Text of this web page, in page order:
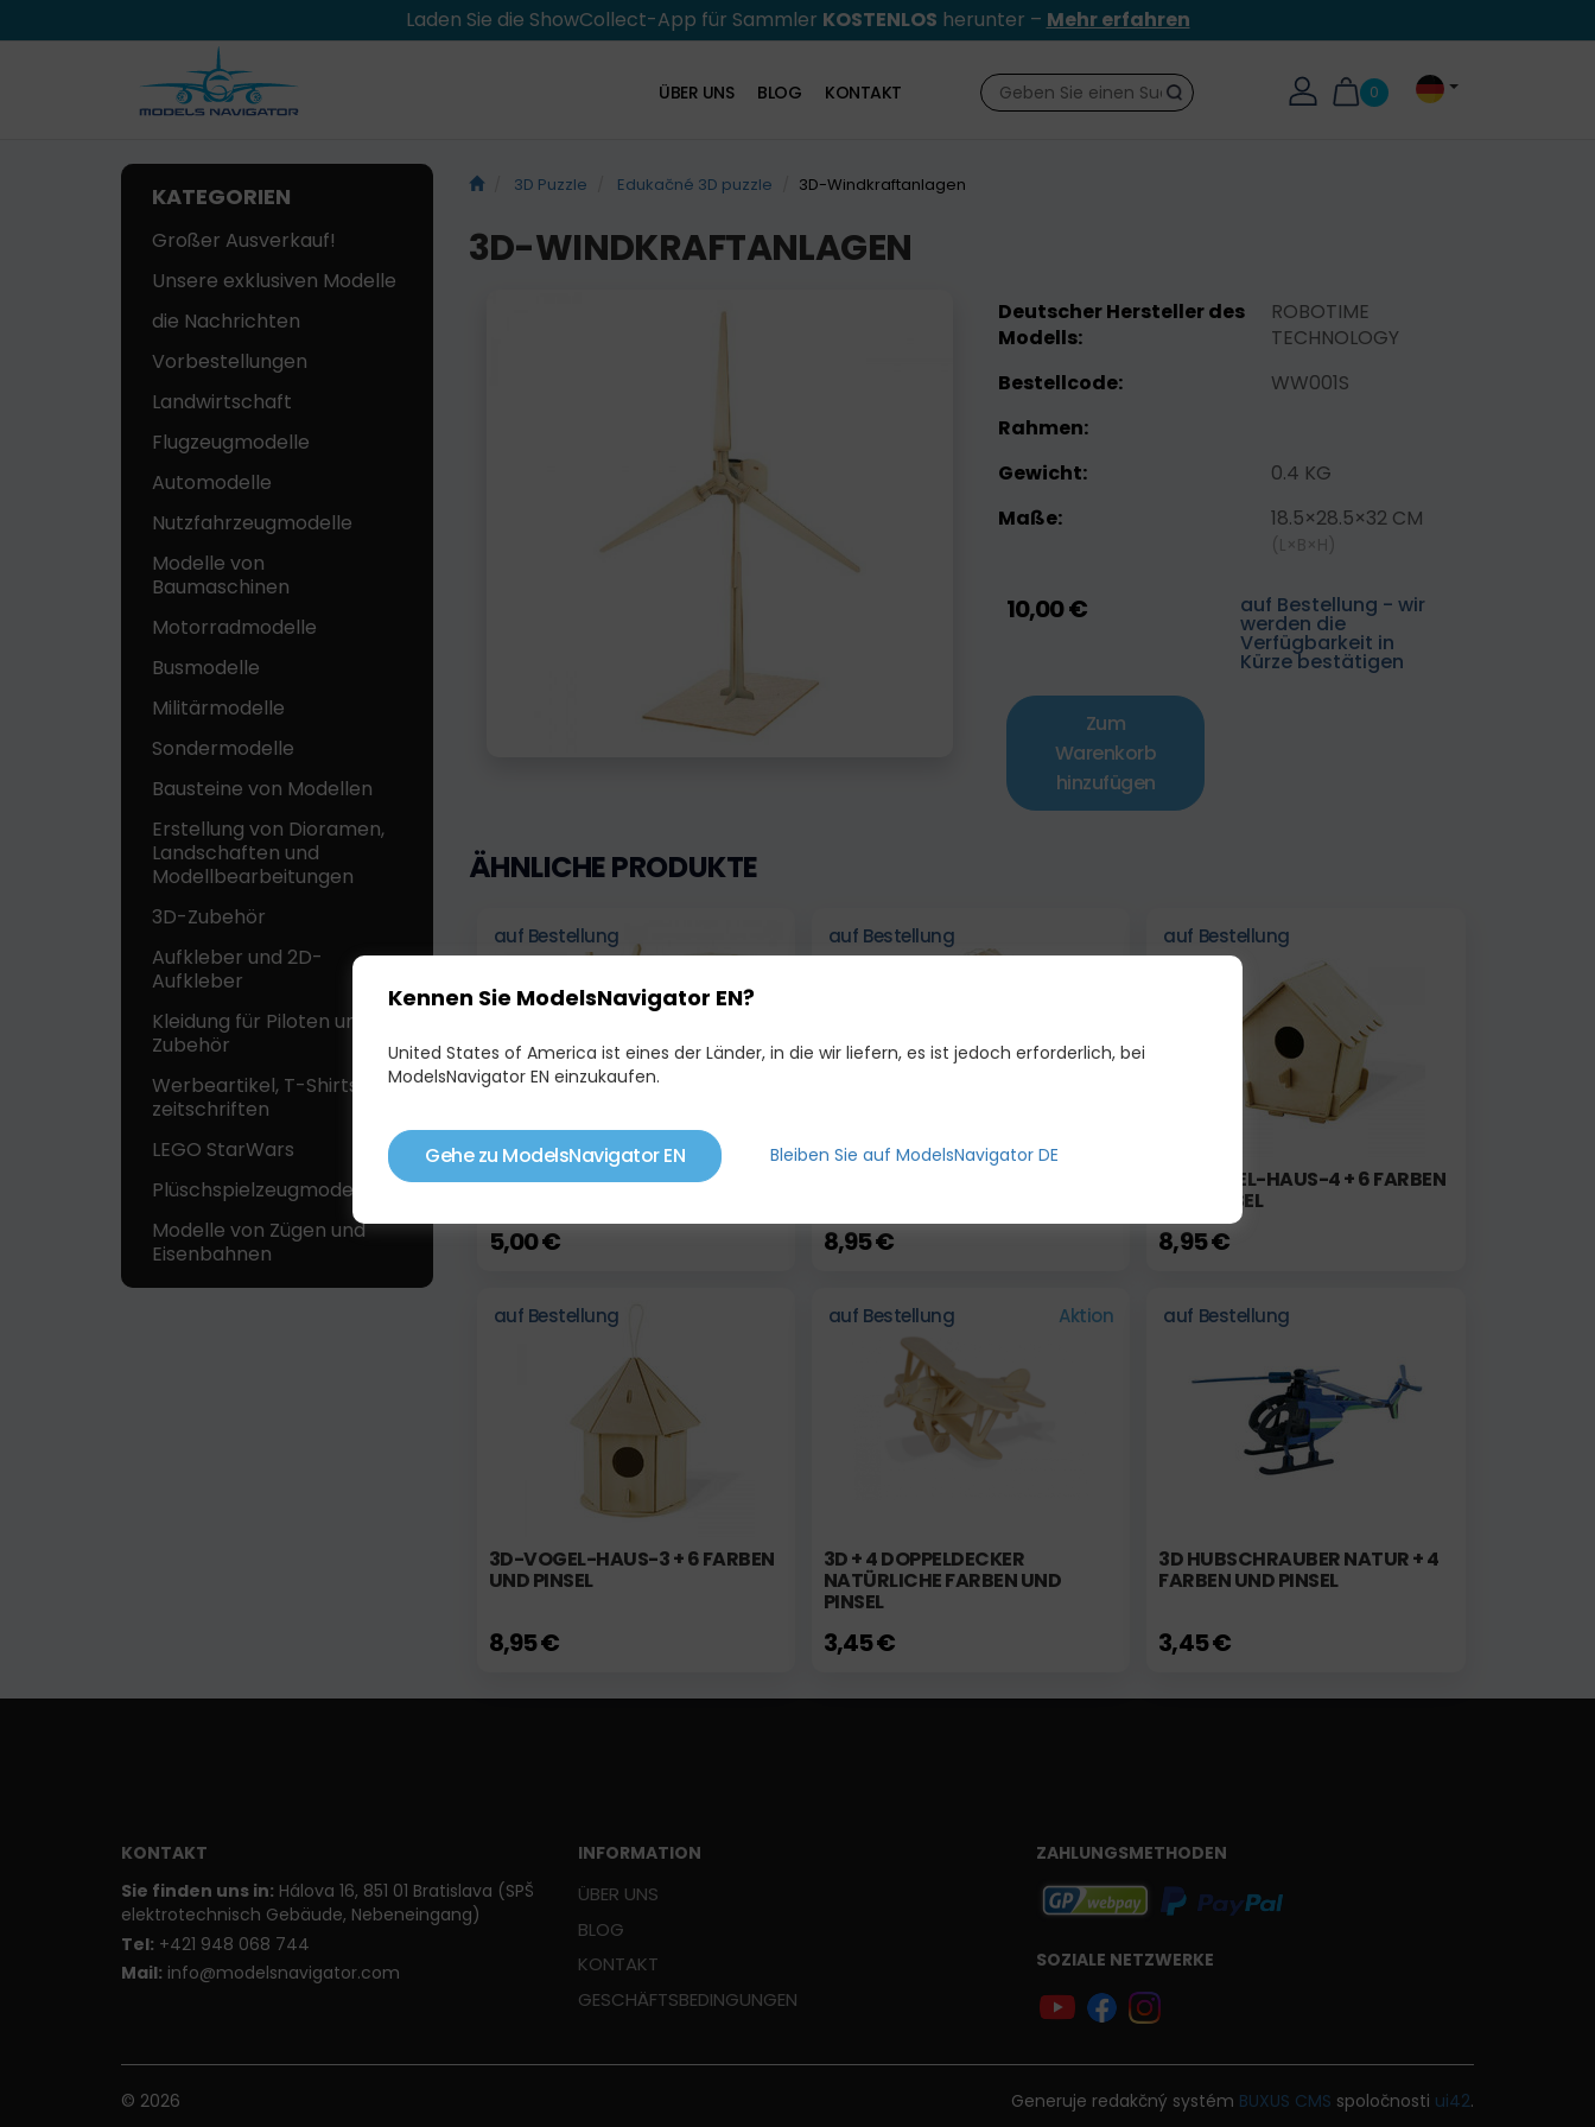
Laden Sie die ShowCollect-App für Sammler KOSTENLOS herunter – Mehr erfahren
0
Suche
ÜBER UNS BLOG KONTAKT
KATEGORIEN
Großer Ausverkauf!
Unsere exklusiven Modelle
die Nachrichten
Vorbestellungen
Landwirtschaft
Flugzeugmodelle
Automodelle
Nutzfahrzeugmodelle
Modelle von
Baumaschinen
Motorradmodelle
Busmodelle
Militärmodelle
Sondermodelle
Bausteine ​​von Modellen
Erstellung von Dioramen,
Landschaften und
Modellbearbeitungen
3D-Zubehör
Aufkleber und 2D-
Aufkleber
Kleidung für Piloten und
Zubehör
Werbeartikel, T-Shirts,
zeitschriften
LEGO StarWars
Plüschspielzeugmodelle
Modelle von Zügen und
Eisenbahnen
3D Puzzle Edukačné 3D puzzle 3D-Windkraftanlagen
3D-WINDKRAFTANLAGEN
Deutscher Hersteller des
Modells:
ROBOTIME
TECHNOLOGY
Bestellcode:
WW001S
Rahmen:
Gewicht:
0.4 KG
Maße:
18.5×28.5×32 CM
(L×B×H)
10,00 € auf Bestellung - wir
werden die
Verfügbarkeit in
Kürze bestätigen
Zum
Warenkorb
hinzufügen
ÄHNLICHE PRODUKTE
auf Bestellung
3D-PUZZLE-LKW + 4 FARBEN
5,00 €
auf Bestellung
8,95 €
auf Bestellung
3D-VOGEL-HAUS-4 + 6 FARBEN
UND PINSEL
8,95 €
auf Bestellung
3D-VOGEL-HAUS-3 + 6 FARBEN
UND PINSEL
8,95 €
auf Bestellung Aktion
3D + 4 DOPPELDECKER
NATÜRLICHE FARBEN UND
PINSEL
3,45 €
auf Bestellung
3D HUBSCHRAUBER NATUR + 4
FARBEN UND PINSEL
3,45 €
KONTAKT
Sie finden uns in: Hálova 16, 851 01 Bratislava (SPŠ
elektrotechnisch Gebäude, Nebeneingang)
Tel: +421 948 068 744
Mail: info@modelsnavigator.com
INFORMATION
ÜBER UNS
BLOG
KONTAKT
GESCHÄFTSBEDINGUNGEN
ZAHLUNGSMETHODEN
SOZIALE NETZWERKE
© 2026 Generuje redakčný systém BUXUS CMS spoločnosti ui42.
Kennen Sie ModelsNavigator EN?
United States of America ist eines der Länder, in die wir liefern, es ist jedoch erforderlich, bei
ModelsNavigator EN einzukaufen.
Gehe zu ModelsNavigator EN Bleiben Sie auf ModelsNavigator DE